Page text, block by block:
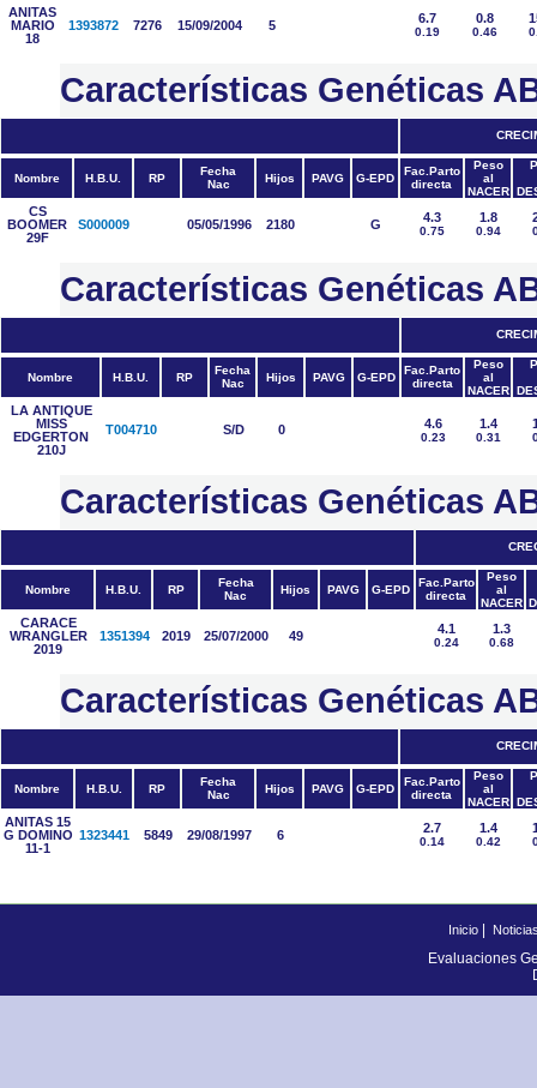
ANITAS
MARIO
18
1393872 7276 15/09/2004 5 6.7
0.19
0.8
0.46
Características Genéticas
Nombre H.B.U. RP
Fecha
Nac
Hijos PAVG G-EPD
Fac.Parto
directa
Peso
al
NACER
CS
BOOMER
29F
S000009 05/05/1996 2180 G 4.3
0.75
1.8
0.94
Características Genéticas
Nombre H.B.U. RP
Fecha
Nac
Hijos PAVG G-EPD
Fac.Parto
directa
Peso
al
NACER
LA ANTIQUE
MISS
EDGERTON
210J
T004710 S/D 0 4.6
0.23
1.4
0.31
Características Genéticas
Nombre H.B.U. RP
Fecha
Nac
Hijos PAVG G-EPD
Fac.Parto
directa
Peso
al
NACER
CARACE
WRANGLER
2019
1351394 2019 25/07/2000 49 4.1
0.24
1.3
0.68
Características Genéticas
Nombre H.B.U. RP
Fecha
Nac
Hijos PAVG G-EPD
Fac.Parto
directa
Peso
al
NACER
ANITAS 15
G DOMINO
11-1
1323441 5849 29/08/1997 6 2.7
0.14
1.4
0.42
Inicio|
Evaluaciones